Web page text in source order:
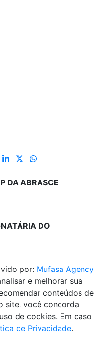
DA ABRASCE
DO
por: Mufasa Agency
e melhorar sua
conteúdos de
site, você concorda
de cookies. Em caso
de Privacidade.